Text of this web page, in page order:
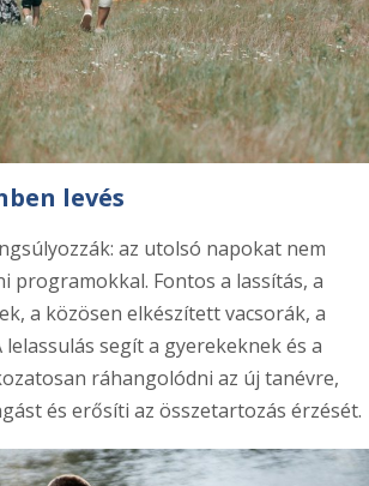
levés
az utolsó napokat nem
programokkal. Fontos a lassítás, a
a közösen elkészített vacsorák, a
segít a gyerekeknek és a
ráhangolódni az új tanévre,
és erősíti az összetartozás érzését.